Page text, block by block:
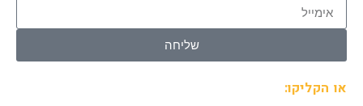
שליחה
או הקליקו: